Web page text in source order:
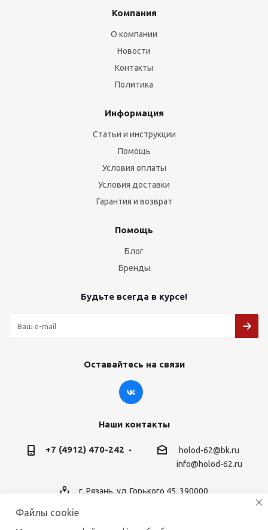
Компания
О компании
Новости
Контакты
Политика
Информация
Статьи и инструкции
Помощь
Условия оплаты
Условия доставки
Гарантия и возврат
Помощь
Блог
Бренды
Будьте всегда в курсе!
Оставайтесь на связи
Наши контакты
+7 (4912) 470-242
holod-62@bk.ru
info@holod-62.ru
г. Рязань, ул. Горького 45, 390000
Файлы cookie